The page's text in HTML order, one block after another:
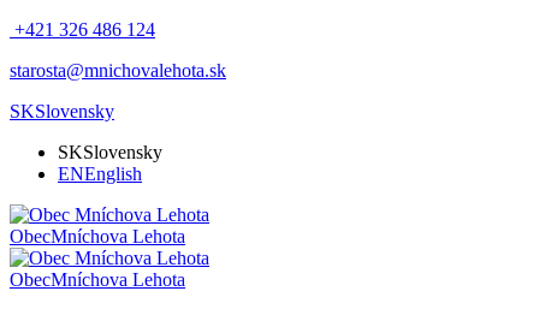
+421 326 486 124
starosta@mnichovalehota.sk
SKSlovensky
SKSlovensky
ENEnglish
ObecMníchova Lehota
ObecMníchova Lehota